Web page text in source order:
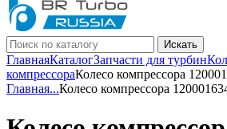
Искать
ГлавнаяКаталогЗапчасти для турбин
компрессораКолесо компрессора
Главная...Колесо компрессора